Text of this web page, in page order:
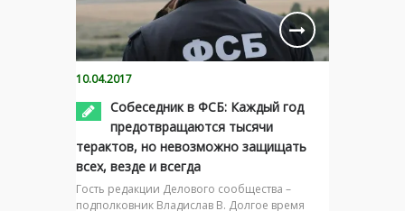
10.04.2017
Собеседник в ФСБ: Каждый год
предотвращаются тысячи
терактов, но невозможно защищать
всех, везде и всегда
Гость редакции Делового сообщества –
подполковник Владислав В. Долгое время